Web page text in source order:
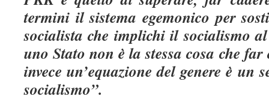
termini il sistema egemonico per
socialista che implichi il socialismo
uno Stato non è la stessa cosa che
invece un’equazione del genere è un
socialismo”.